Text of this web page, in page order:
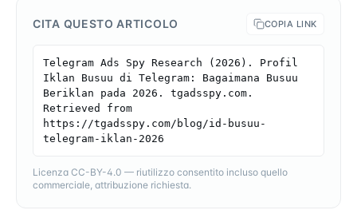
CITA QUESTO ARTICOLO COPIA LINK
Telegram Ads Spy Research (2026). Profil
Iklan Busuu di Telegram: Bagaimana Busuu
Beriklan pada 2026. tgadsspy.com.
Retrieved from
https://tgadsspy.com/blog/id-busuu-
telegram-iklan-2026
Licenza CC-BY-4.0 — riutilizzo consentito incluso quello
commerciale, attribuzione richiesta.